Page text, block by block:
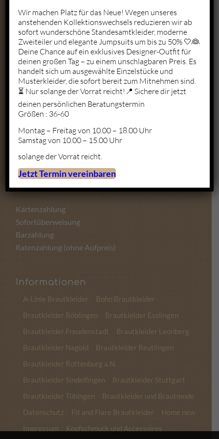
+49 1523 6721684
kontakt@perry-exclusive.de
Unsere Öffungszeiten
ganz individuell nach vorherigerTerminabsprache
Mo. – Fr.: 10:00 – 19:00
Sa.: 10:00 – 18:00
So.: Geschlossen
Zahlungsmöglichkeiten
Kartenzahlung
Sofortüberweisung
Barzahlung
Ratenzahlung (ohne Aufpreis)
Informationen
A-Linie Brautkleider
Boho Brautkleider
Brautkleider Böblingen
Brautkleider Esslingen
Brautkleider Freudenstadt
Brautkleider Leonberg
Brautkleider Nagold
Brautkleider Reutlingen
Brautkleider Rottenburg a.N.
Brautkleider Sindelfingen
Brautkleider Stuttgart
Brautkleider Tübingen
Brautkleider und Brautmode
Datenschutz
Fit and Flare Brautkleider
Home new
Impressum
Kopfschmuck und Accessoires
Wir machen Platz für das Neue! Wegen unseres
anstehenden Kollektionswechsels reduzieren wir ab
sofort wunderschöne Standesamtkleider, moderne
Zweiteiler und elegante Jumpsuits um bis zu 50% 🤍👰
Deine Chance auf ein exklusives Designer-Outfit für
deinen großen Tag – zu einem unschlagbaren Preis. Es
handelt sich um ausgewählte Einzelstücke und
Musterkleider, die sofort bereit zum Mitnehmen sind.
⏳ Nur solange der Vorrat reicht!📍 Sichere dir jetzt
deinen persönlichen Beratungstermin
Größen : 36-60
Montag – Freitag von 10.00 – 18.00 Uhr
Samstag von 10.00 – 15.00 Uhr
solange der Vorrat reicht.
Jetzt Termin vereinbaren